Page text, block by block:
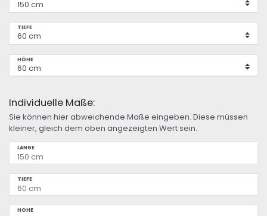
TIEFE
HÖHE
Individuelle Maße:
Sie können hier abweichende Maße eingeben. Diese müssen
kleiner, gleich dem oben angezeigten Wert sein.
LÄNGE
TIEFE
HÖHE